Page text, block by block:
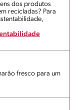
dos produtos
recicladas? Para
fresco para um